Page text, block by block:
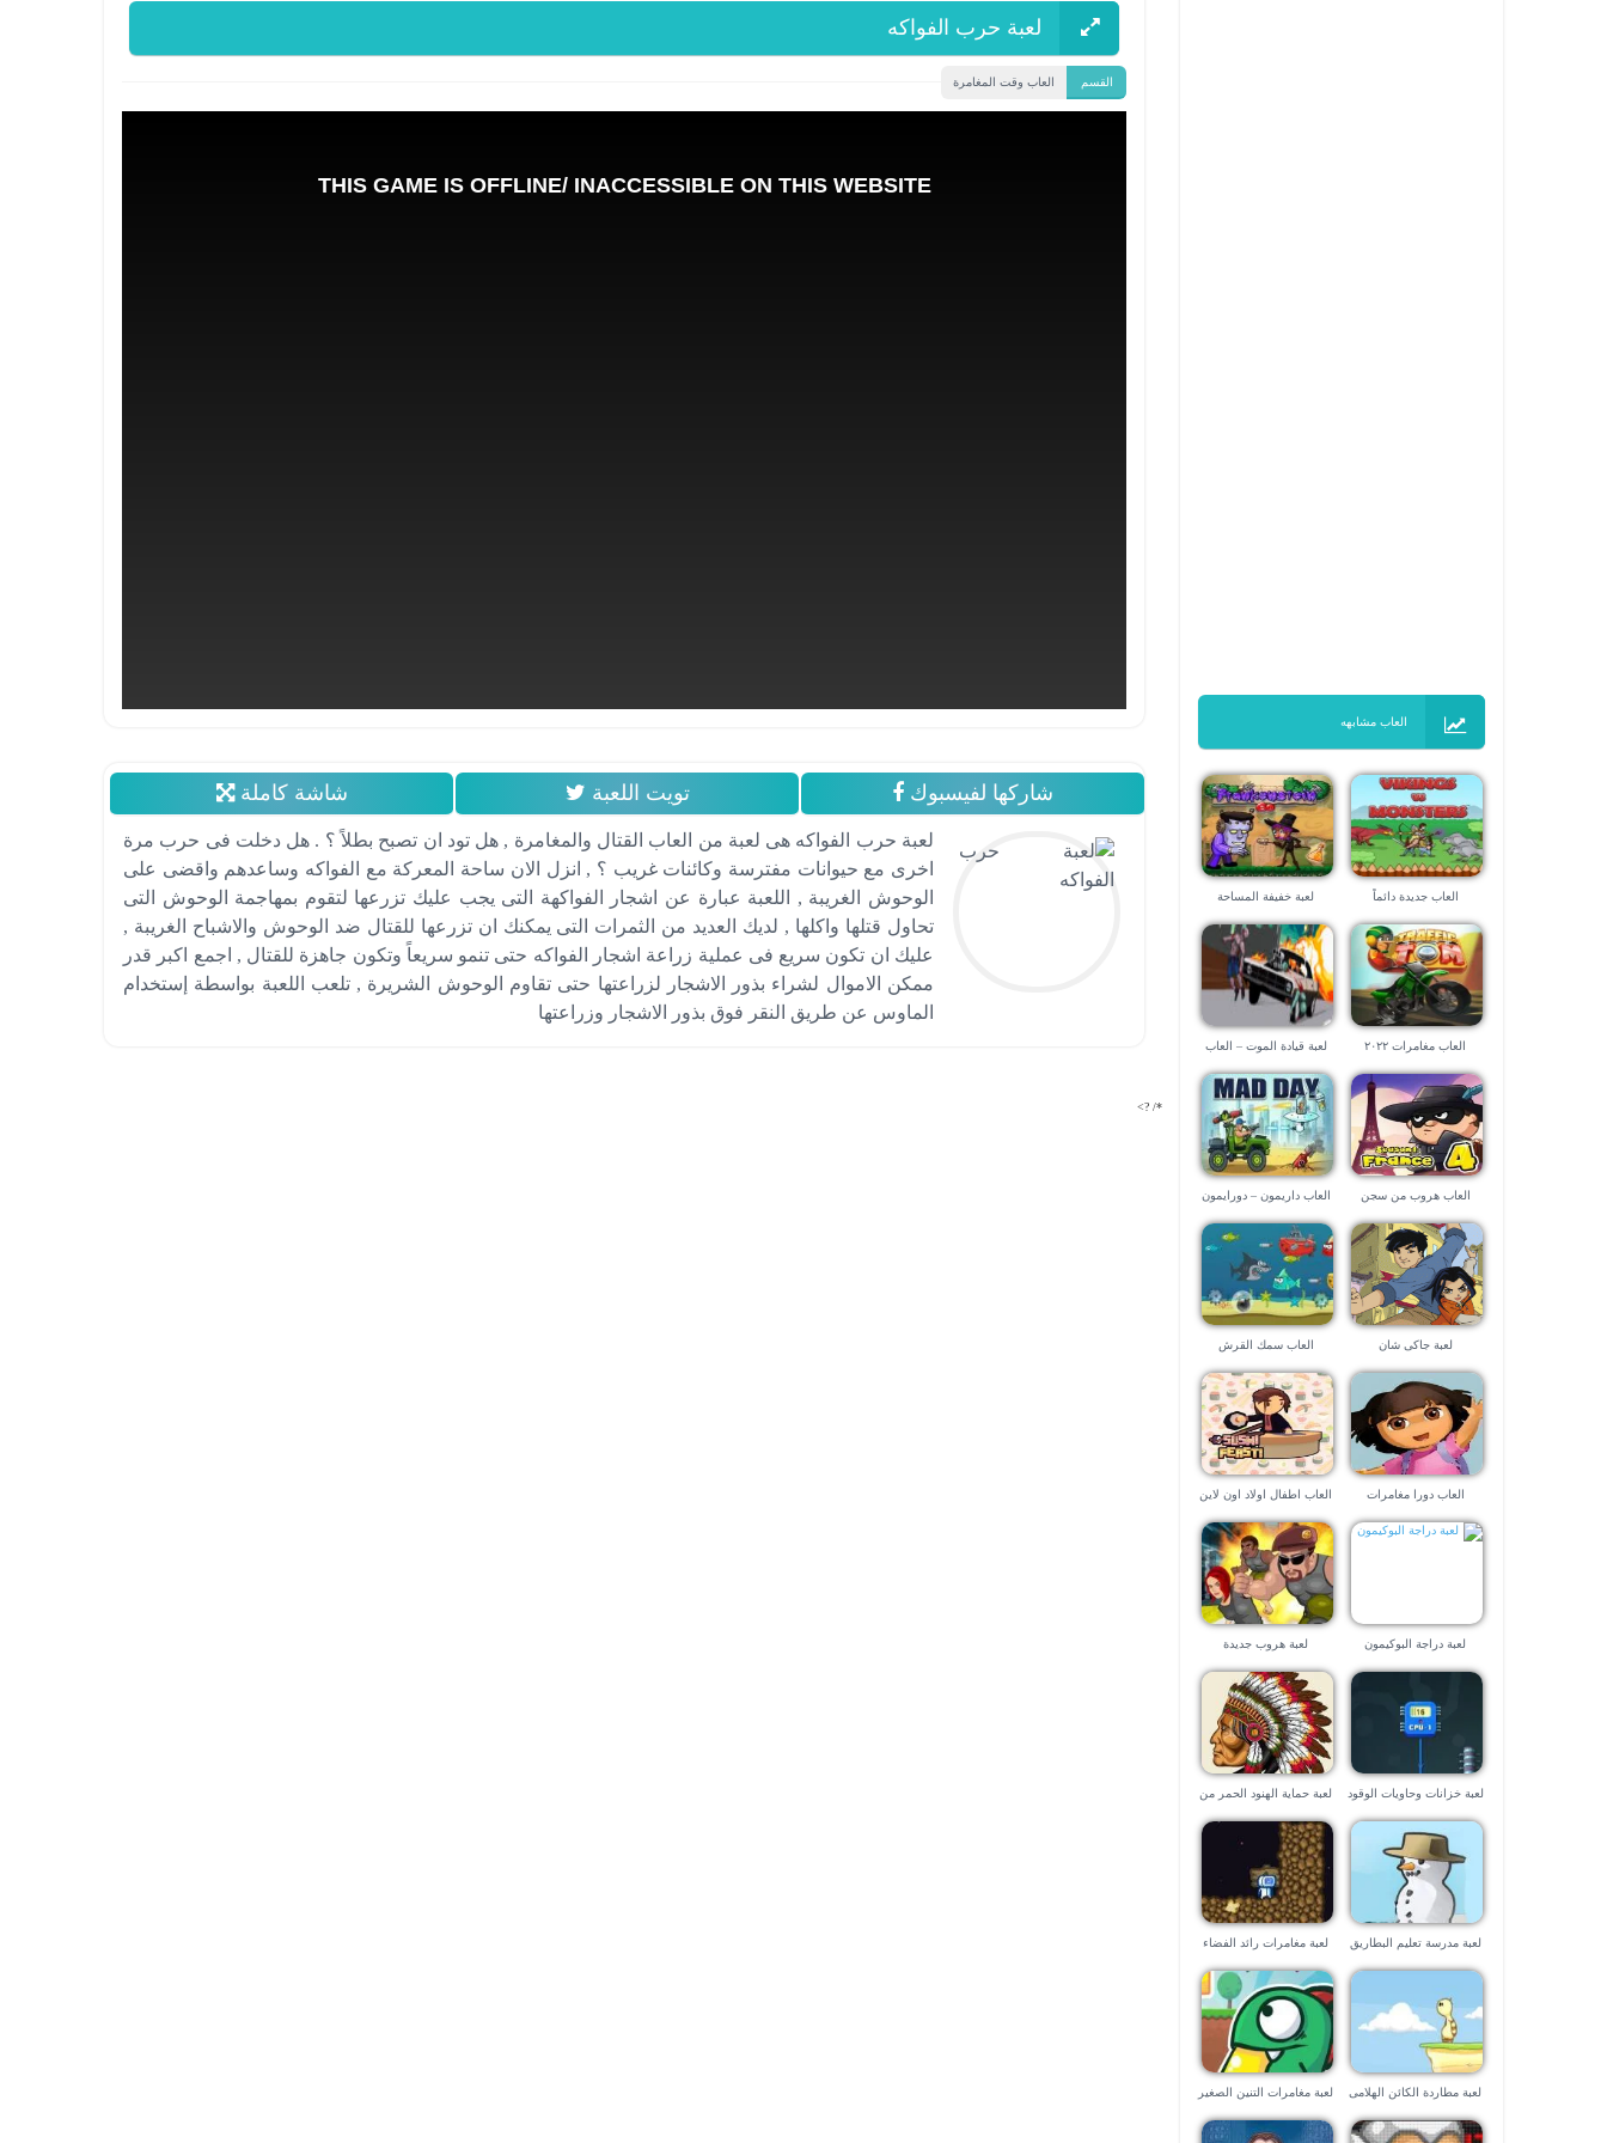
العاب مشابهه
العاب جديدة دائماً لعبة خفيفة المساحة
العاب مغامرات ٢٠٢٢
لعبة قيادة الموت – العاب
العاب هروب من سجن
العاب داريمون – دورايمون
لعبة جاكى شان العاب سمك القرش
العاب دورا مغامرات العاب اطفال اولاد اون لاين
لعبة دراجة البوكيمون لعبة هروب جديدة
لعبة خزانات وحاويات الوقود
لعبة حماية الهنود الحمر من
لعبة مدرسة تعليم البطاريق
لعبة مغامرات رائد الفضاء
لعبة مطاردة الكائن الهلامى
لعبة مغامرات التنين الصغير
لعبة حرب الفواكه
القسم العاب وقت المغامرة
شاركها لفيسبوك تويت اللعبة شاشة كاملة
لعبة حرب الفواكه هى لعبة من العاب القتال والمغامرة , هل تود ان تصبح بطلاً ؟ . هل دخلت فى حرب مرة
اخرى مع حيوانات مفترسة وكائنات غريب ؟ , انزل الان ساحة المعركة مع الفواكه وساعدهم واقضى على
الوحوش الغريبة , اللعبة عبارة عن اشجار الفواكهة التى يجب عليك تزرعها لتقوم بمهاجمة الوحوش التى
تحاول قتلها واكلها , لديك العديد من الثمرات التى يمكنك ان تزرعها للقتال ضد الوحوش والاشباح الغريبة ,
عليك ان تكون سريع فى عملية زراعة اشجار الفواكه حتى تنمو سريعاً وتكون جاهزة للقتال , اجمع اكبر قدر
ممكن الاموال لشراء بذور الاشجار لزراعتها حتى تقاوم الوحوش الشريرة , تلعب اللعبة بواسطة إستخدام
الماوس عن طريق النقر فوق بذور الاشجار وزراعتها
*/ ?>